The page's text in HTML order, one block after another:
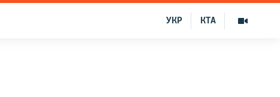
КТА
УКР